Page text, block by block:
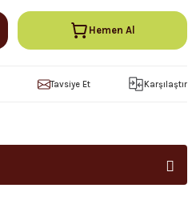
Hemen Al
Tavsiye Et Karşılaştır